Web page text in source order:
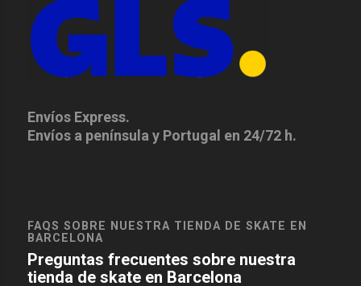
Envíos Express.
Envíos a península y Portugal en 24/72 h.
FAQS SOBRE NUESTRA TIENDA DE SKATE EN
BARCELONA
Preguntas frecuentes sobre nuestra
tienda de skate en Barcelona